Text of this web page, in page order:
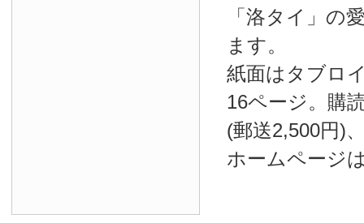
「洛タイ」の
ます。
紙面はタブロ
16ページ。購
(郵送2,500円)
ホームページ